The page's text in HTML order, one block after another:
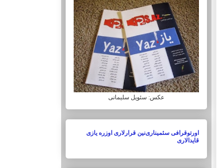
عکس: سئویل سلیمانی
اورتوقرافی سئمیناری‌نین قرارلاری اوزره یازی
قایدالاری